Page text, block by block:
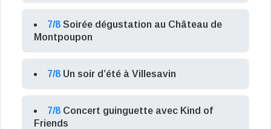
7/8 Soirée dégustation au Château de
Montpoupon
7/8 Un soir d’été à Villesavin
7/8 Concert guinguette avec Kind of
Friends